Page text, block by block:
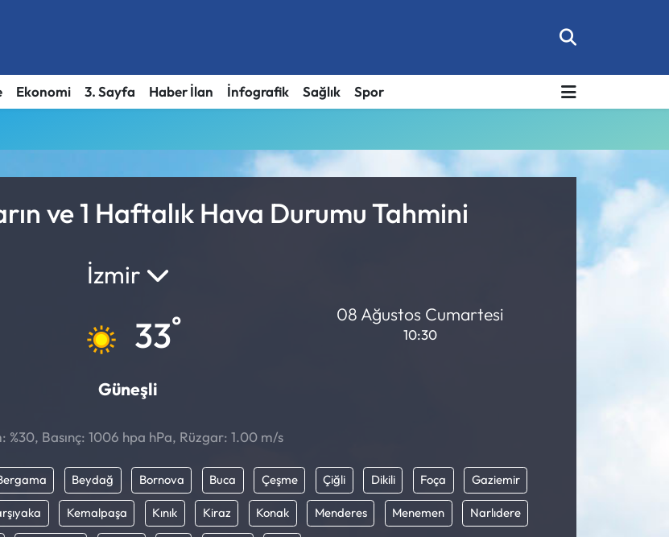
Ekonomi 3. Sayfa Haber İlan İnfografik Sağlık Spor
ve 1 Haftalık Hava Durumu Tahmini
İzmir
33°
Güneşli
08 Ağustos Cumartesi
10:30
%30, Basınç: 1006 hpa hPa, Rüzgar: 1.00 m/s
Beydağ Bornova Buca Çeşme Çiğli Dikili Foça Gaziemir
Kemalpaşa Kınık Kiraz Konak Menderes Menemen Narlıdere